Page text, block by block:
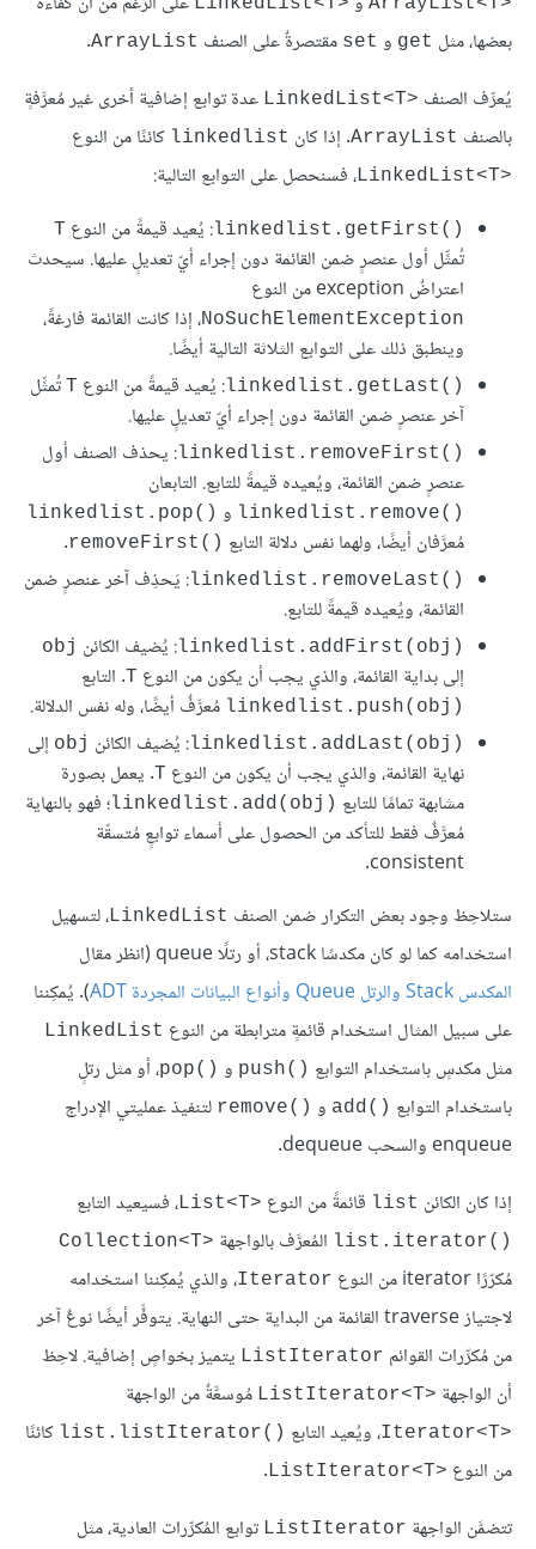
بعضها، مثل get و set مقتصرةٌ على الصنف ArrayList
.
يُعرِّف الصنف LinkedList<T>‎ عدة توابع إضافية أخرى غير مُعرَّفةٍ
بالصنف ArrayList. إذا كان linkedlist كائنًا من النوع
LinkedList<T>‎، فسنحصل على التوابع التالية:
linkedlist.getFirst()‎: يُعيد قيمةً من النوع T
تُمثِّل أول عنصرٍ ضمن القائمة دون إجراء أيّ تعديلٍ عليها. سيحدث
اعتراضٌ exception من النوع
NoSuchElementException، إذا كانت القائمة فارغةً،
وينطبق ذلك على التوابع الثلاثة التالية أيضًا.
linkedlist.getLast()‎: يُعيد قيمةً من النوع T تُمثِّل
آخر عنصرٍ ضمن القائمة دون إجراء أيّ تعديلٍ عليها.
linkedlist.removeFirst()‎: يحذف الصنف أول
عنصرٍ ضمن القائمة، ويُعيده قيمةً للتابع. التابعان
linkedlist.remove()‎ و linkedlist.pop()‎
مُعرَّفان أيضًا، ولهما نفس دلالة التابع removeFirst()‎
.
linkedlist.removeLast()‎: يَحذِف آخر عنصرٍ ضمن
القائمة، ويُعيده قيمةً للتابع.
linkedlist.addFirst(obj)‎: يُضيف الكائن obj
إلى بداية القائمة، والذي يجب أن يكون من النوع T. التابع
linkedlist.push(obj)‎ مُعرَّفٌ أيضًا، وله نفس الدلالة.
linkedlist.addLast(obj)‎: يُضيف الكائن obj إلى
نهاية القائمة، والذي يجب أن يكون من النوع T. يعمل بصورة
مشابهة تمامًا للتابع linkedlist.add(obj)‎؛ فهو بالنهاية
مُعرَّفٌ فقط للتأكد من الحصول على أسماء توابعٍ مُتسقّة
consistent.
ستلاحِظ وجود بعض التكرار ضمن الصنف LinkedList، لتسهيل
استخدامه كما لو كان مكدسًا stack، أو رتلًا queue (انظر مقال
المكدس Stack والرتل Queue وأنواع البيانات المجردة ADT
). يُمكِننا
على سبيل المثال استخدام قائمةٍ مترابطة من النوع LinkedList
مثل مكدسٍ باستخدام التوابع push()‎ و pop()‎، أو مثل رتلٍ
باستخدام التوابع add()‎ و remove()‎ لتنفيذ عمليتي الإدراج
enqueue والسحب dequeue.
إذا كان الكائن list قائمةً من النوع List<T>‎، فسيعيد التابع
list.iterator()‎ المُعرَّف بالواجهة Collection<T>‎
مُكرّرًا iterator من النوع Iterator، والذي يُمكِننا استخدامه
لاجتياز traverse القائمة من البداية حتى النهاية. يتوفَّر أيضًا نوعٌ آخر
من مُكرِّرات القوائم ListIterator يتميز بخواصٍ إضافية. لاحِظ
أن الواجهة ListIterator<T>‎ مُوسعَّةٌ من الواجهة
Iterator<T>‎، ويُعيد التابع list.listIterator()‎ كائنًا
من النوع ListIterator<T>‎
.
تتضمَّن الواجهة ListIterator توابع المُكرِّرات العادية، مثل